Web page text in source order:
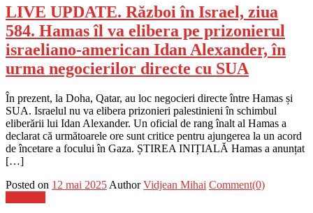
LIVE UPDATE. Război în Israel, ziua
584. Hamas îl va elibera pe prizonierul
israeliano-american Idan Alexander, în
urma negocierilor directe cu SUA
În prezent, la Doha, Qatar, au loc negocieri directe între Hamas și
SUA. Israelul nu va elibera prizonieri palestinieni în schimbul
eliberării lui Idan Alexander. Un oficial de rang înalt al Hamas a
declarat că următoarele ore sunt critice pentru ajungerea la un acord
de încetare a focului în Gaza. ȘTIREA INIȚIALĂ Hamas a anunțat
[…]
Posted on 12 mai 2025 Author Vidjean Mihai Comment(0)